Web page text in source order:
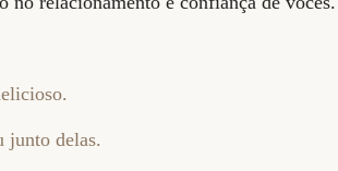
junto delas.